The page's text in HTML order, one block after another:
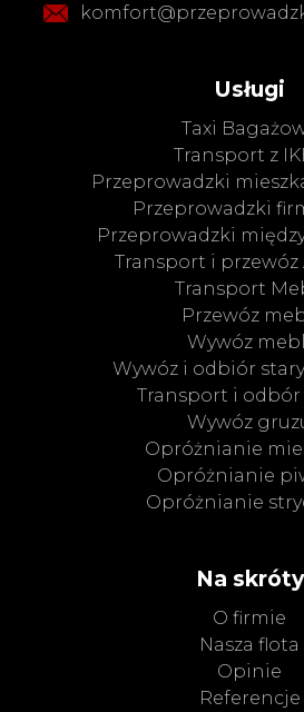
Usługi
Taxi
Transport z
Przeprowadzki
Przeprowadzki
Przeprowadzki
Transport i przewóz
Transport
Przewóz
Wywóz
Wywóz i odbiór
Transport i odbór
Wywóz
Opróżnianie
Opróżnianie
Opróżnianie
Na skróty
O firmie
Nasza flota
Opinie
Referencje